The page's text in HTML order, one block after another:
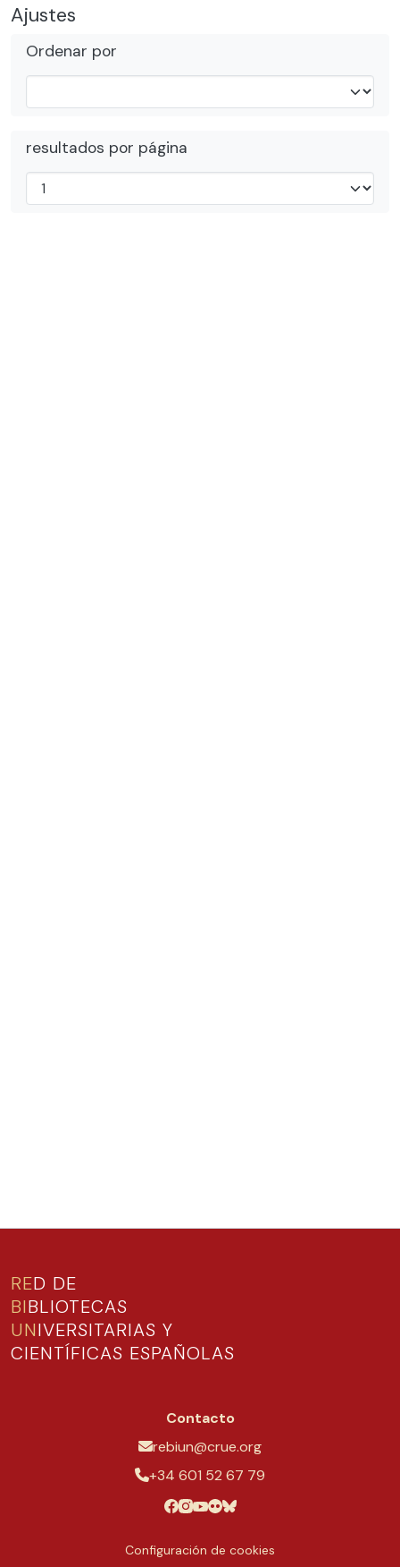
Ajustes
Ordenar por
resultados por página
RED DE
BIBLIOTECAS
UNIVERSITARIAS Y
CIENTÍFICAS ESPAÑOLAS
Contacto
rebiun@crue.org
+34 601 52 67 79
Configuración de cookies